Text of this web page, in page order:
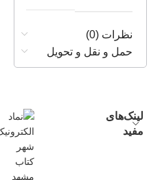
نظرات (0)
حمل و نقل و تحویل
لینک‌های
مفید